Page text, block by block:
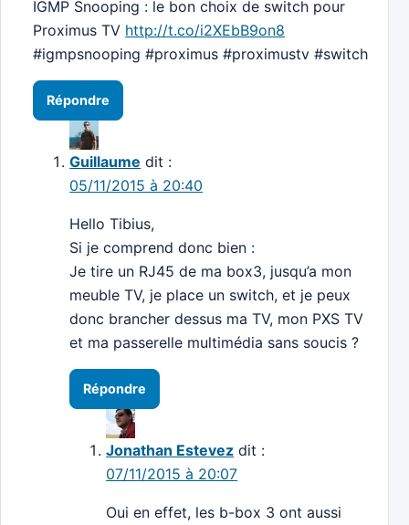
IGMP Snooping : le bon choix de switch pour
Proximus TV http://t.co/i2XEbB9on8
#igmpsnooping #proximus #proximustv #switch
Répondre
Guillaume dit :
05/11/2015 à 20:40
Hello Tibius,
Si je comprend donc bien :
Je tire un RJ45 de ma box3, jusqu’a mon
meuble TV, je place un switch, et je peux
donc brancher dessus ma TV, mon PXS TV
et ma passerelle multimédia sans soucis ?
Répondre
Jonathan Estevez dit :
07/11/2015 à 20:07
Oui en effet, les b-box 3 ont aussi